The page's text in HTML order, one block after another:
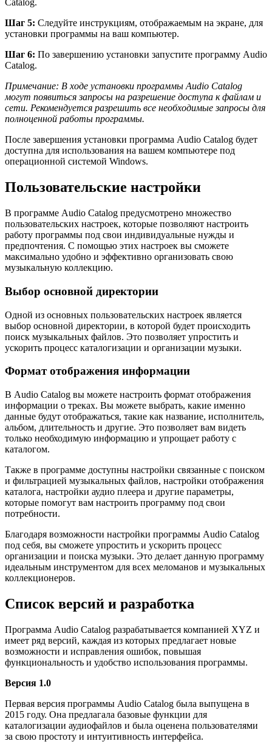
Catalog.
Шаг 5: Следуйте инструкциям, отображаемым на экране, для
установки программы на ваш компьютер.
Шаг 6: По завершению установки запустите программу Audio
Catalog.
Примечание: В ходе установки программы Audio Catalog
могут появиться запросы на разрешение доступа к файлам и
сети. Рекомендуется разрешить все необходимые запросы для
полноценной работы программы.
После завершения установки программа Audio Catalog будет
доступна для использования на вашем компьютере под
операционной системой Windows.
Пользовательские настройки
В программе Audio Catalog предусмотрено множество
пользовательских настроек, которые позволяют настроить
работу программы под свои индивидуальные нужды и
предпочтения. С помощью этих настроек вы сможете
максимально удобно и эффективно организовать свою
музыкальную коллекцию.
Выбор основной директории
Одной из основных пользовательских настроек является
выбор основной директории, в которой будет происходить
поиск музыкальных файлов. Это позволяет упростить и
ускорить процесс каталогизации и организации музыки.
Формат отображения информации
В Audio Catalog вы можете настроить формат отображения
информации о треках. Вы можете выбрать, какие именно
данные будут отображаться, такие как название, исполнитель,
альбом, длительность и другие. Это позволяет вам видеть
только необходимую информацию и упрощает работу с
каталогом.
Также в программе доступны настройки связанные с поиском
и фильтрацией музыкальных файлов, настройки отображения
каталога, настройки аудио плеера и другие параметры,
которые помогут вам настроить программу под свои
потребности.
Благодаря возможности настройки программы Audio Catalog
под себя, вы сможете упростить и ускорить процесс
организации и поиска музыки. Это делает данную программу
идеальным инструментом для всех меломанов и музыкальных
коллекционеров.
Список версий и разработка
Программа Audio Catalog разрабатывается компанией XYZ и
имеет ряд версий, каждая из которых предлагает новые
возможности и исправления ошибок, повышая
функциональность и удобство использования программы.
Версия 1.0
Первая версия программы Audio Catalog была выпущена в
2015 году. Она предлагала базовые функции для
каталогизации аудиофайлов и была оценена пользователями
за свою простоту и интуитивность интерфейса.